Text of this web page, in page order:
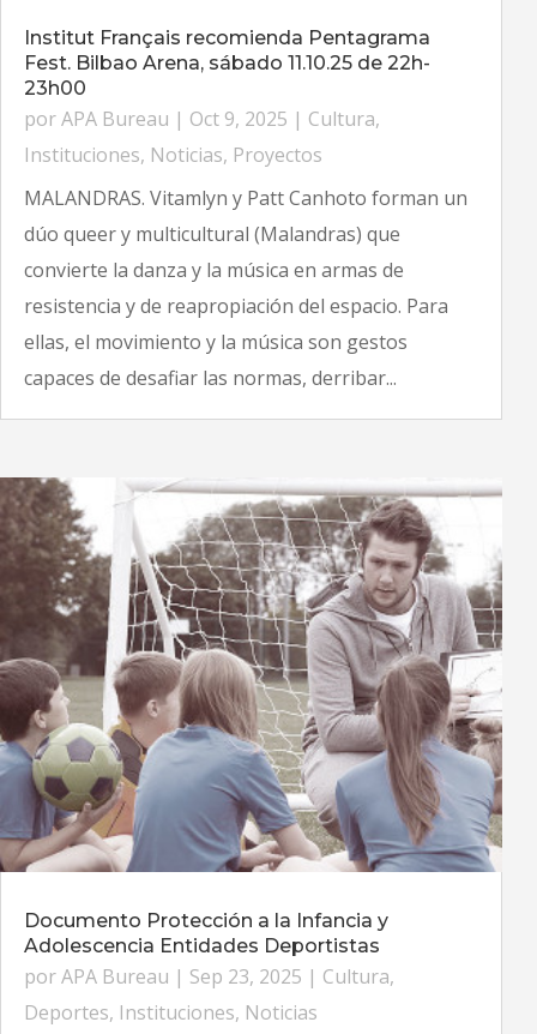
Institut Français recomienda Pentagrama
Fest. Bilbao Arena, sábado 11.10.25 de 22h-
23h00
porAPA Bureau | Oct 9, 2025 | Cultura,
Instituciones, Noticias, Proyectos
MALANDRAS. Vitamlyn y Patt Canhoto forman un
dúo queer y multicultural (Malandras) que
convierte la danza y la música en armas de
resistencia y de reapropiación del espacio. Para
ellas, el movimiento y la música son gestos
capaces de desafiar las normas, derribar...
Documento Protección a la Infancia y
Adolescencia Entidades Deportistas
porAPA Bureau | Sep 23, 2025 | Cultura,
Deportes, Instituciones, Noticias